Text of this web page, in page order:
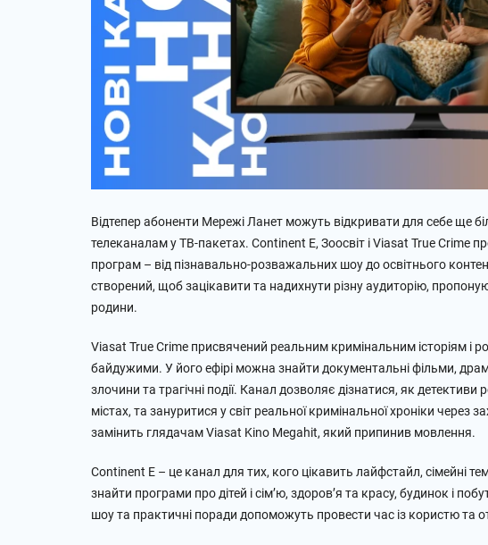
Відтепер абоненти Мережі Ланет можуть відкривати для себе ще
телеканалам у ТВ-пакетах. Continent E, Зоосвіт і Viasat True Crime
програм – від пізнавально-розважальних шоу до освітнього
створений, щоб зацікавити та надихнути різну аудиторію,
родини.
Viasat True Crime присвячений реальним кримінальним історіям і
байдужими. У його ефірі можна знайти документальні фільми,
злочини та трагічні події. Канал дозволяє дізнатися, як
містах, та зануритися у світ реальної кримінальної хроніки через
замінить глядачам Viasat Kino Megahit, який припинив мовлення.
Continent E – це канал для тих, кого цікавить лайфстайл, сімейні
знайти програми про дітей і сім’ю, здоров’я та красу, будинок і
шоу та практичні поради допоможуть провести час із користю та